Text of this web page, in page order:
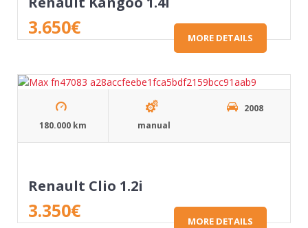
3.650€ MORE DETAILS
180.000 km manual
2008
Renault Clio 1.2i
3.350€ MORE DETAILS